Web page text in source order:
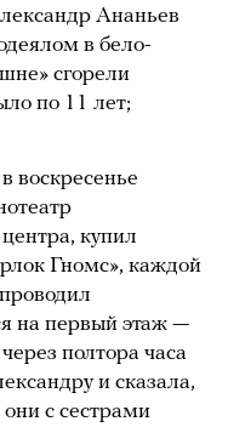
Ананьев
в бело-
сгорели
по 11 лет;
воскресенье
купил
Гномс», каждой
на первый этаж —
полтора часа
и сказала,
с сестрами